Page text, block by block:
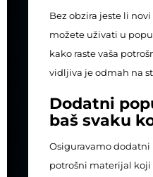
Bez obzira jeste li
možete uživati u
kako raste vaša
vidljiva je odmah na
Dodatni
baš svaku
Osiguravamo dodatni
potrošni materijal koji